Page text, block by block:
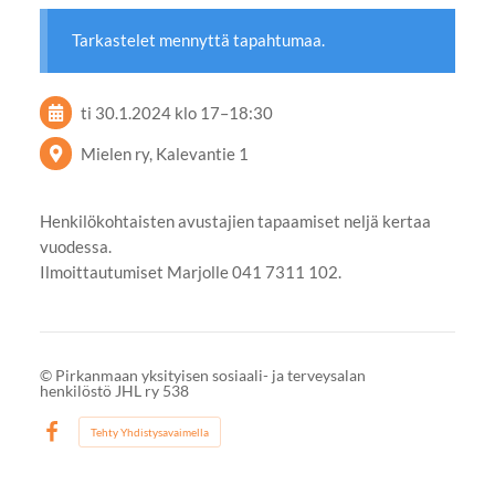
Tarkastelet mennyttä tapahtumaa.
ti 30.1.2024 klo 17–18:30
Mielen ry, Kalevantie 1
Henkilökohtaisten avustajien tapaamiset neljä kertaa
vuodessa.
Ilmoittautumiset Marjolle 041 7311 102.
© Pirkanmaan yksityisen sosiaali- ja terveysalan
henkilöstö JHL ry 538
Facebook
Tehty Yhdistysavaimella